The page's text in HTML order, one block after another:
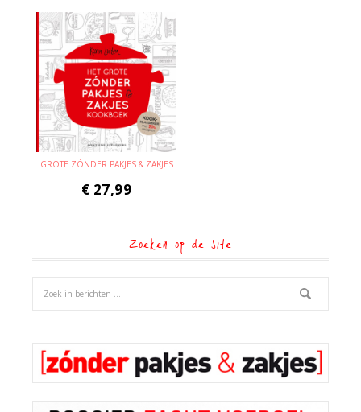
GROTE ZÓNDER PAKJES & ZAKJES
€ 27,99
Zoeken op de site